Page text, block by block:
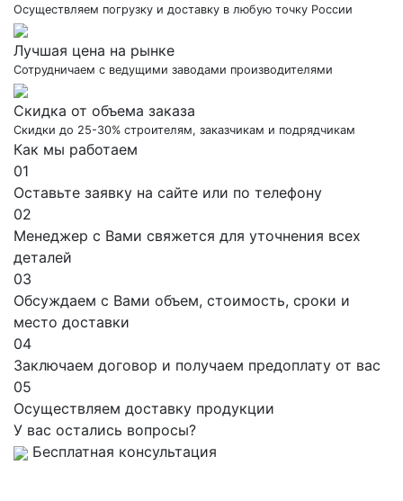
Осуществляем погрузку и доставку в любую точку России
Лучшая цена на рынке
Сотрудничаем с ведущими заводами производителями
Скидка от объема заказа
Скидки до 25-30% строителям, заказчикам и подрядчикам
Как мы работаем
01
Оставьте заявку на сайте или по телефону
02
Менеджер с Вами свяжется для уточнения всех
деталей
03
Обсуждаем с Вами объем, стоимость, сроки и
место доставки
04
Заключаем договор и получаем предоплату от вас
05
Осуществляем доставку продукции
У вас остались вопросы?
Бесплатная консультация